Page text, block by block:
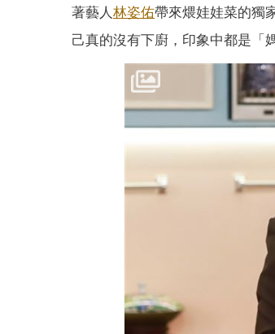
著藝人 林姿佑帶來煨娃娃菜的獨
己真的沒有下廚，印象中都是「